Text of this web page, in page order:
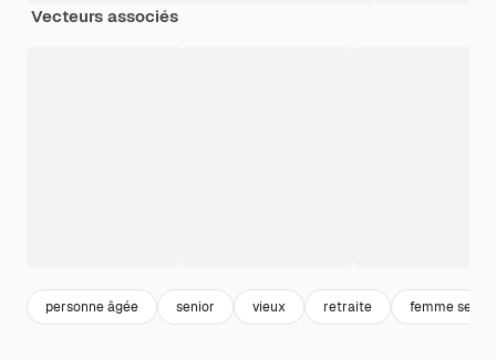
Vecteurs associés
personne âgée senior vieux retraite femme senior